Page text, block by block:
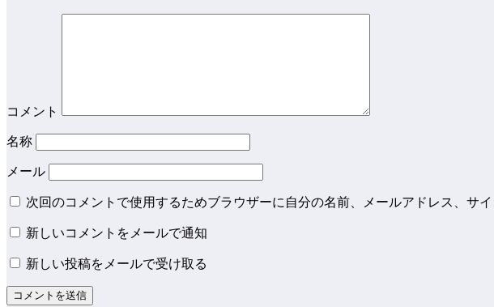
コメント
名称
メール
次回のコメントで使用するためブラウザーに自分の名前、メールアドレス、サイ
新しいコメントをメールで通知
新しい投稿をメールで受け取る